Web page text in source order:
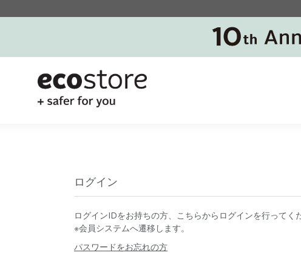
ログイン
ログインIDをお持ちの方、こちらからログインを行ってく
※会員システムへ遷移します。
パスワードをお忘れの方